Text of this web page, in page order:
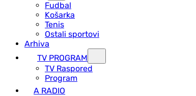
Fudbal
Košarka
Tenis
Ostali sportovi
Arhiva
TV PROGRAM
ТV Raspored
Program
A RADIO